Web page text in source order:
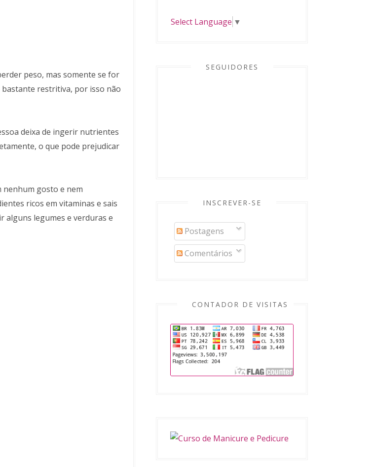
peso, mas somente se for
restritiva, por isso não
deixa de ingerir nutrientes
o que pode prejudicar
nenhum gosto e nem
ricos em vitaminas e sais
alguns legumes e verduras e
Select Language ▼
SEGUIDORES
INSCREVER-SE
Postagens
Comentários
CONTADOR DE VISITAS